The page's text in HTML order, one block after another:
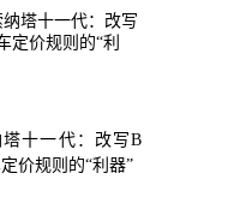
塔十一代：改写B
价规则的“利器”